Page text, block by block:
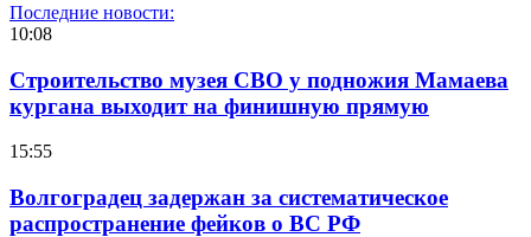
Последние новости:
10:08
Строительство музея СВО у подножия Мамаева
кургана выходит на финишную прямую
15:55
Волгоградец задержан за систематическое
распространение фейков о ВС РФ